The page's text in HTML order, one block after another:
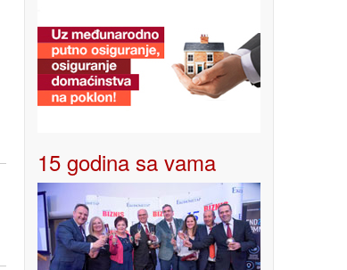
15 godina sa vama